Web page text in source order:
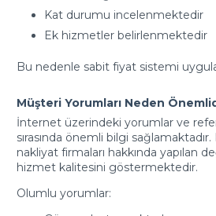
Kat durumu incelenmektedir
Ek hizmetler belirlenmektedir
Bu nedenle sabit fiyat sistemi
Müşteri Yorumları Neden
İnternet üzerindeki yorumlar ve
sırasında önemli bilgi
nakliyat firmaları hakkında yapılan
hizmet kalitesini göstermektedir.
Olumlu yorumlar: